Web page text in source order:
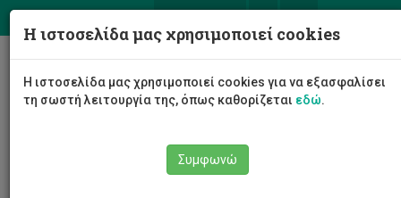
Η ιστοσελίδα μας χρησιμοποιεί cookies
Η ιστοσελίδα μας χρησιμοποιεί cookies για να εξασφαλίσει
τη σωστή λειτουργία της, όπως καθορίζεται εδώ.
Συμφωνώ